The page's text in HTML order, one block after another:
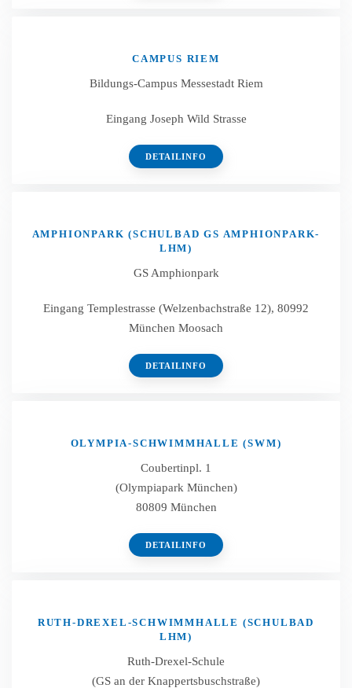
CAMPUS RIEM
Bildungs-Campus Messestadt Riem
Eingang Joseph Wild Strasse
DETAILINFO
AMPHIONPARK (SCHULBAD GS AMPHIONPARK-
LHM)
GS Amphionpark
Eingang Templestrasse (Welzenbachstraße 12), 80992
München Moosach
DETAILINFO
OLYMPIA-SCHWIMMHALLE (SWM)
Coubertinpl. 1
(Olympiapark München)
80809 München
DETAILINFO
RUTH-DREXEL-SCHWIMMHALLE (SCHULBAD
LHM)
Ruth-Drexel-Schule
(GS an der Knappertsbuschstraße)